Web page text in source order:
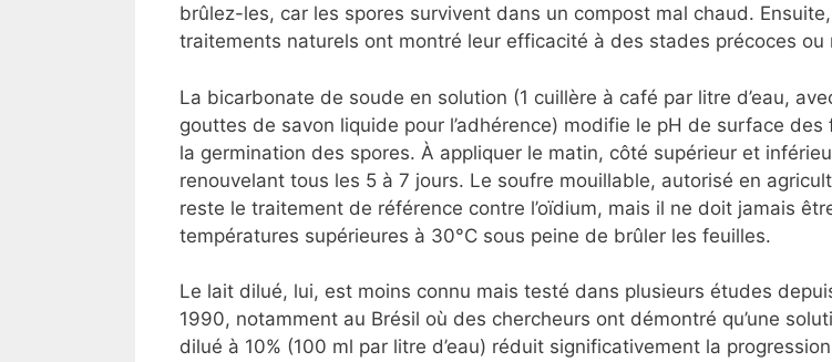
brûlez-les, car les spores survivent dans un compost mal chaud.
traitements naturels ont montré leur efficacité à des stades précoces ou
La bicarbonate de soude en solution (1 cuillère à café par litre d’eau,
gouttes de savon liquide pour l’adhérence) modifie le pH de surface des
la germination des spores. À appliquer le matin, côté supérieur et
renouvelant tous les 5 à 7 jours. Le soufre mouillable, autorisé en
reste le traitement de référence contre l’oïdium, mais il ne doit jamais
températures supérieures à 30°C sous peine de brûler les feuilles.
Le lait dilué, lui, est moins connu mais testé dans plusieurs études
1990, notamment au Brésil où des chercheurs ont démontré qu’une
dilué à 10% (100 ml par litre d’eau) réduit significativement la